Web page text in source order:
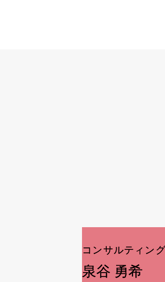
コンサルティン
泉谷 勇希
コンサルティン
泉谷 勇希